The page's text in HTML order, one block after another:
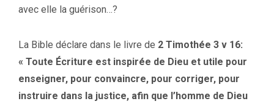
avec elle la guérison…?
La Bible déclare dans le livre de 2 Timothée 3 v 16:
« Toute Écriture est inspirée de Dieu et utile pour
enseigner, pour convaincre, pour corriger, pour
instruire dans la justice, afin que l’homme de Dieu